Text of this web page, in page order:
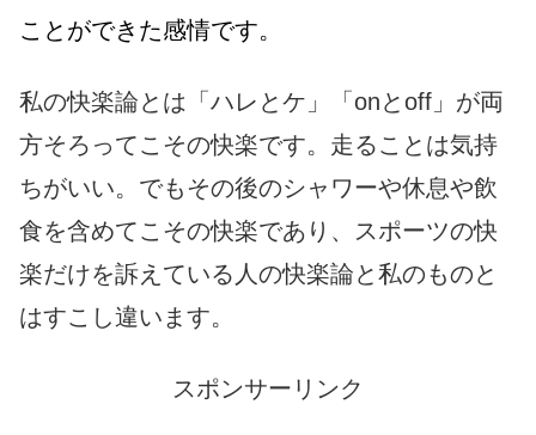
ことができた感情です。
私の快楽論とは「ハレとケ」「onとoff」が両
方そろってこその快楽です。走ることは気持
ちがいい。でもその後のシャワーや休息や飲
食を含めてこその快楽であり、スポーツの快
楽だけを訴えている人の快楽論と私のものと
はすこし違います。
スポンサーリンク